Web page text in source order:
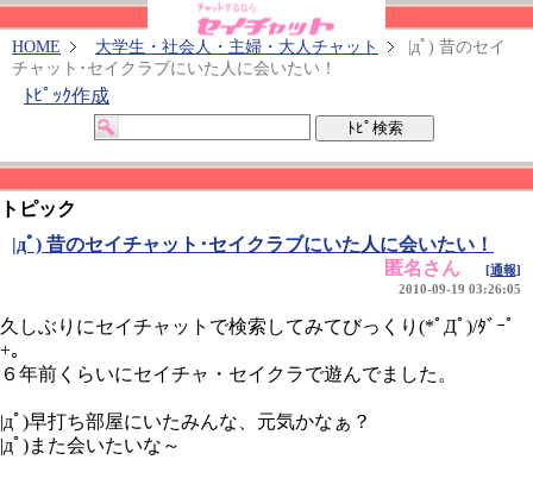
HOME 大学生・社会人・主婦・大人チャット
|дﾟ) 昔のセイ
チャット･セイクラブにいた人に会いたい！
ﾄﾋﾟｯｸ作成
トピック
|дﾟ) 昔のセイチャット･セイクラブにいた人に会いたい！
匿名さん
[通報]
2010-09-19 03:26:05
久しぶりにセイチャットで検索してみてびっくり(*ﾟДﾟ)/ﾀﾞｰﾟ
+｡
６年前くらいにセイチャ・セイクラで遊んでました。
|дﾟ)早打ち部屋にいたみんな、元気かなぁ？
|дﾟ)また会いたいな～